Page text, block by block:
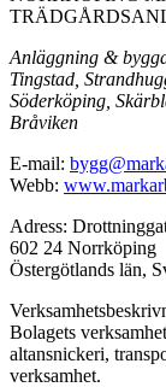
Anläggning &
Tingstad,
Söderköping,
Bråviken
E-mail:
Webb:
Adress:
602 24 Norrköping
Östergötlands län,
Bolagets
altansnickeri,
verksamhet.